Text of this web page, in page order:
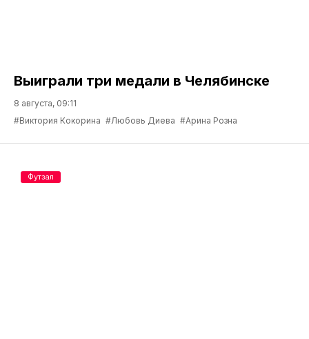
Выиграли три медали в Челябинске
8 августа, 09:11
#Виктория Кокорина #Любовь Диева #Арина Розна
Футзал